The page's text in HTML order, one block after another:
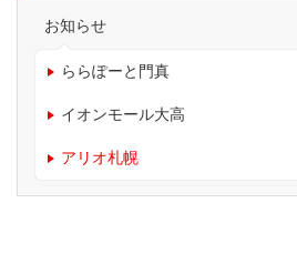
お知らせ
ららぽーと門真
イオンモール大高
アリオ札幌